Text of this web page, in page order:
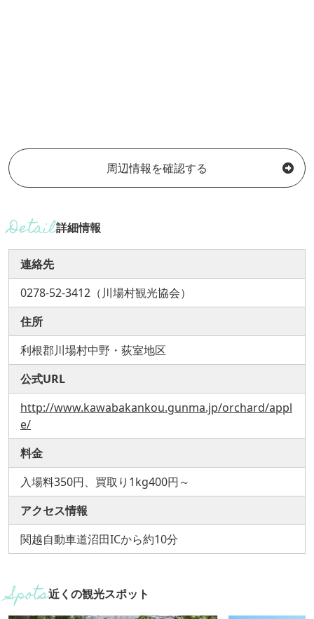
周辺情報を確認する
詳細情報
連絡先
0278-52-3412（川場村観光協会）
住所
利根郡川場村中野・荻室地区
公式URL
http://www.kawabakankou.gunma.jp/orchard/appl
e/
料金
入場料350円、買取り1kg400円～
アクセス情報
関越自動車道沼田ICから約10分
近くの観光スポット